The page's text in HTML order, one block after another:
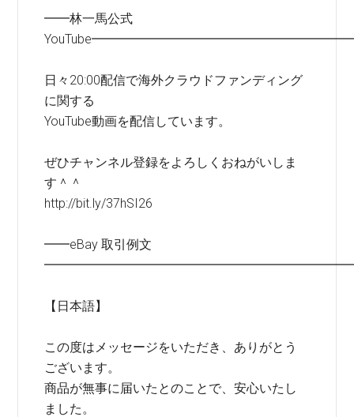
━━林一馬公式
日々20:00配信で海外クラウドファンディング
に関する
YouTube動画を配信しています。
ぜひチャンネル登録をよろしくおねがいしま
す＾＾
http://bit.ly/37hSI26
━━eBay 取引例文
【日本語】
この度はメッセージをいただき、ありがとう
ございます。
商品が無事に届いたとのことで、安心いたし
ました。